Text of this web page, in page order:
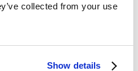
collected from your use
Show details
30620990